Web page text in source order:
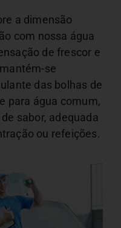
a dimensão
com nossa água
de frescor e
se
das bolhas de
para água comum,
sabor, adequada
ou refeições.